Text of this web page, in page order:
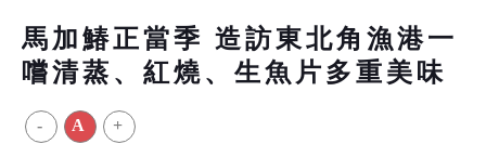
馬加鰆正當季 造訪東北角漁港一
嚐清蒸、紅燒、生魚片多重美味
- A +